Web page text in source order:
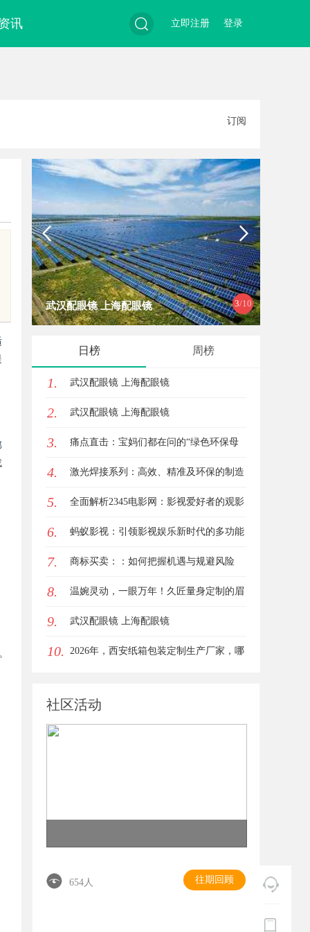
讯
索
登录
立即注册
订阅
4/10
深入解析达龄Reju28好不好：真实体
日榜 周榜
1. 武汉配眼镜 上海配眼镜
2. 武汉配眼镜 上海配眼镜
3. 痛点直击：宝妈们都在问的“绿色环保母
婴纸巾”到底怎么选？
4. 激光焊接系列：高效、精准及环保的制造
解决方案
5. 全面解析2345电影网：影视爱好者的观影
首选平台详解
6. 蚂蚁影视：引领影视娱乐新时代的多功能
平台解析
7. 商标买卖：：如何把握机遇与规避风险
8. 温婉灵动，一眼万年！久匠量身定制的眉
眼唇，才是你整张脸的点睛之笔！淡颜系
女生的气质加分项
9. 武汉配眼镜 上海配眼镜
10. 2026年，西安纸箱包装定制生产厂家，哪
社区活动
654人 往期回顾